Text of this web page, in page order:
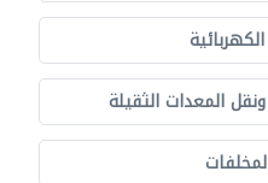
المعدات الثقيلة